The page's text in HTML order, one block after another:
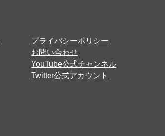
プライバシーポリシー
お問い合わせ
YouTube公式チャンネル
Twitter公式アカウント